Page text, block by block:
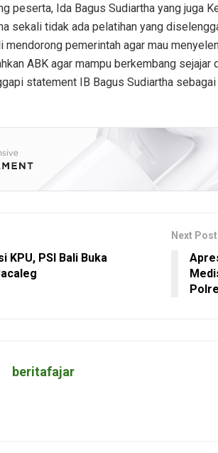
peserta, Ida Bagus Sudiartha yang juga
sekali tidak ada pelatihan yang
mendorong pemerintah agar mau
ABK agar mampu berkembang sejajar
statement IB Bagus Sudiartha
KPU, PSI Bali Buka
Next Post
beritafajar